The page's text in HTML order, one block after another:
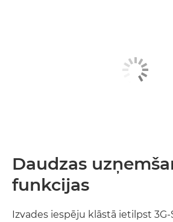
Daudzas
funkcijas
Izvades iespēju klāstā ietilpst 3G-